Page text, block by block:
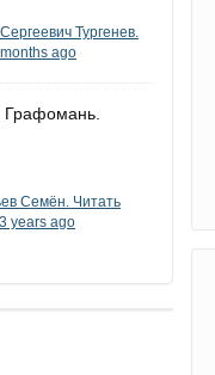
Тургенев.
ago
Графомань.
Семён. Читать
3 years ago